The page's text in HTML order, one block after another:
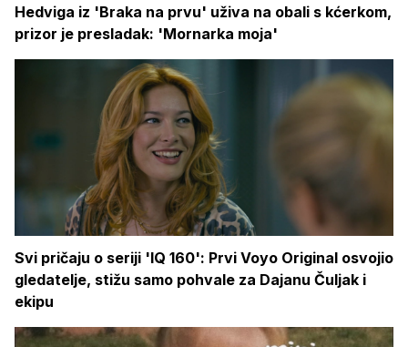
Hedviga iz 'Braka na prvu' uživa na obali s kćerkom,
prizor je presladak: 'Mornarka moja'
Svi pričaju o seriji 'IQ 160': Prvi Voyo Original osvojio
gledatelje, stižu samo pohvale za Dajanu Čuljak i
ekipu